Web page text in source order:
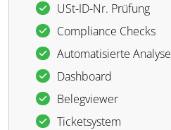
USt-ID-Nr. Prüfung
Com­pli­ance Checks
Au­to­ma­ti­sierte Ana­lyse
Da­sh­board
Be­leg­viewer
Ti­cket­sys­tem